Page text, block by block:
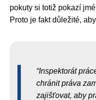
pokuty si totiž pokazí
Proto je fakt důležité,
Inspektorát
chránit práva
zajišťovat, aby